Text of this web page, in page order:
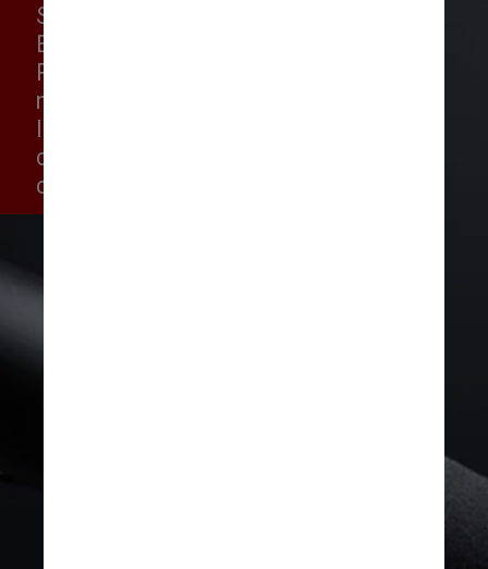
Segundo Marcelo Vitorino, da
Escola Superior de
Propaganda e Marketing, é
necessário um jingle para
lançar o candidato, outro para
chamar a atenção e outro com
clima de vitória